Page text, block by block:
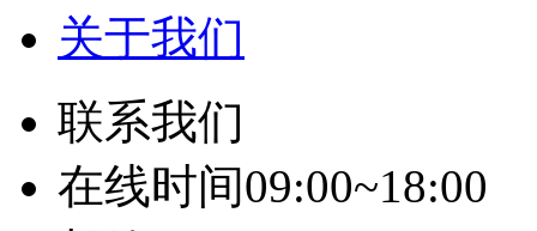
关于我们
联系我们
在线时间09:00~18:00